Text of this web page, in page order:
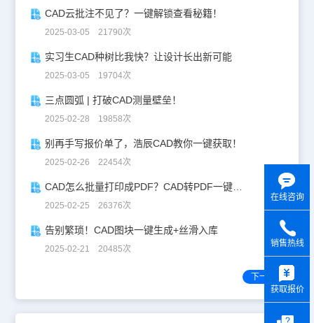
打印的施工图上往往标有1:50、100、····1000或更大······），是需
要你（事先标出的）——在打印时，需按设定的比例出图。④在CAD
里设定的单位如果是“厘米”而我们画“一厘米的方框”与“一米的方框”与
1:100、1:10000，别人才会知道这三个方框的比例大小（如果是按
“毫米”设定的单位就需扩大10倍······）CAD打印比例设置的相关问题
的解决方案了，希望大家在阅读之后可以很好的解决你所遇见的问
题。
CAD云批注不见了？一键解锁查看秘籍！
2025-03-05 21790次
实习生CAD种树比我快？让设计长出新可能
2025-03-05 19704次
三点圆弧 | 打破CAD测量壁垒！
2025-02-28 19858次
别再手写报价单了，浩辰CAD教你一键获取！
2025-02-26 22454次
CAD怎么批量打印成PDF？CAD转PDF一键批量完成！
2025-02-25 26376次
告别繁琐！CAD图块一键生成+丝滑入库
2025-02-21 20485次
下一页
在线咨询
销售热线
获取报价